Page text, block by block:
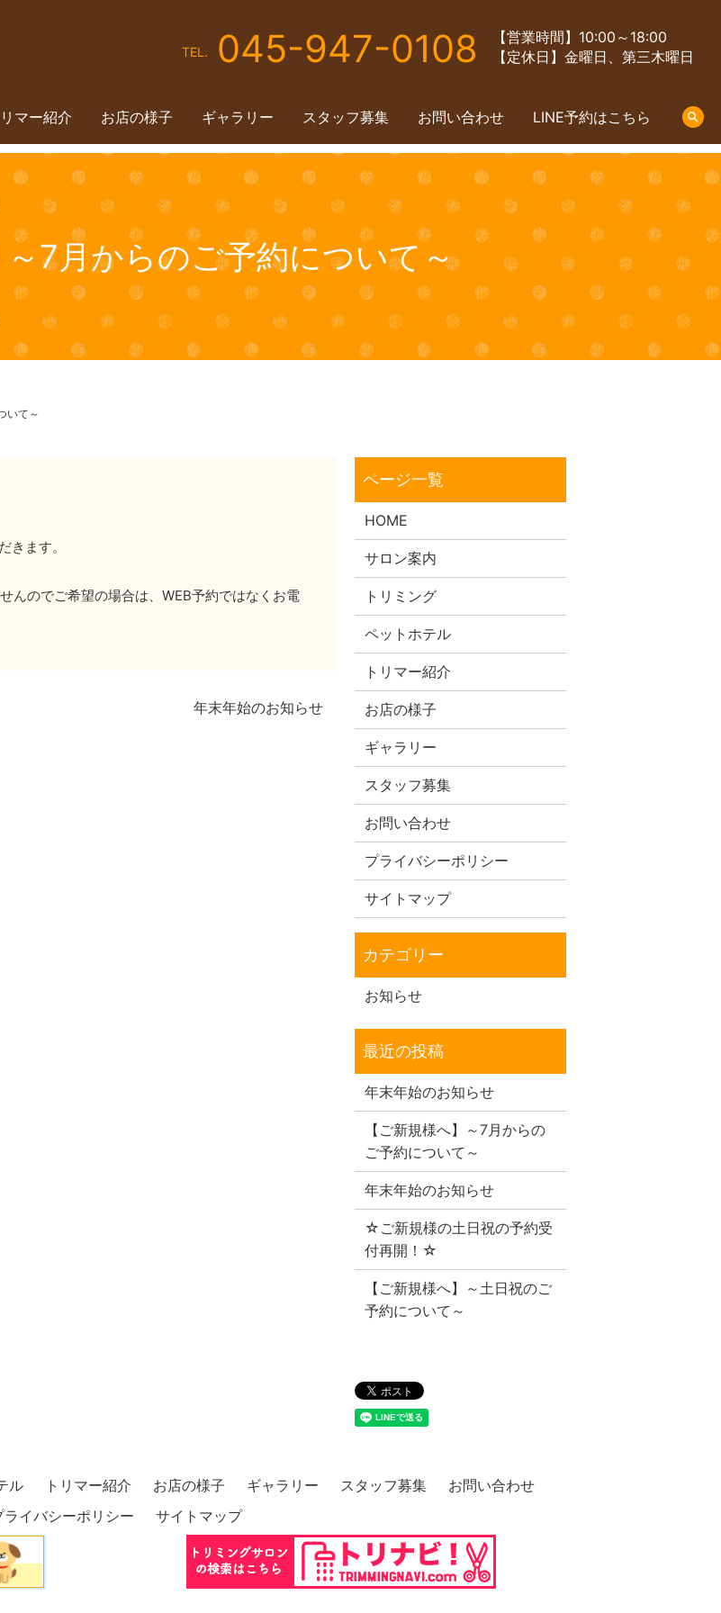
TEL. 045-947-0108
【営業時間】10:00～18:00
【定休日】金曜日、第三木曜日
リマー紹介 お店の様子 ギャラリー スタッフ募集 お問い合わせ LINE予約はこちら
～7月からのご予約について～
いて～
きます。
のでご希望の場合は、WEB予約ではなくお電
年末年始のお知らせ
HOME
サロン案内
トリミング
ペットホテル
トリマー紹介
お店の様子
ギャラリー
スタッフ募集
お問い合わせ
プライバシーポリシー
サイトマップ
お知らせ
年末年始のお知らせ
【ご新規様へ】～7月からの
ご予約について～
年末年始のお知らせ
☆ご新規様の土日祝の予約受
付再開！☆
【ご新規様へ】～土日祝のご
予約について～
ル トリマー紹介 お店の様子 ギャラリー スタッフ募集
お問い合わせ
ライバシーポリシー
サイトマップ